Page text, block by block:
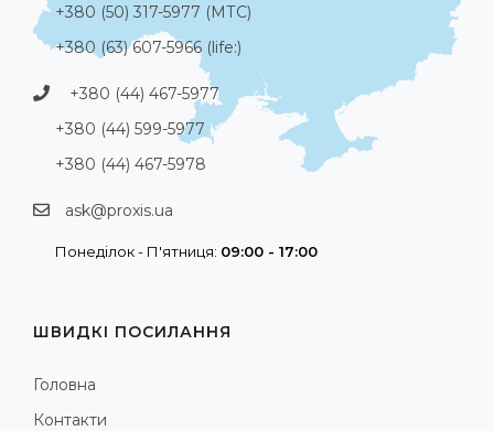
+380 (50) 317-5977 (МТС)
+380 (63) 607-5966 (life:)
+380 (44) 467-5977
+380 (44) 599-5977
+380 (44) 467-5978
ask@proxis.ua
Понеділок - П'ятниця: 09:00 - 17:00
ШВИДКІ ПОСИЛАННЯ
Головна
Контакти